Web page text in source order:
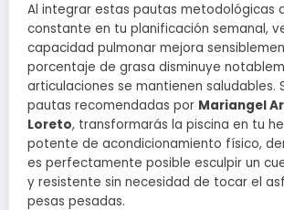
Al integrar estas pautas metodológicas
constante en tu planificación semanal,
capacidad pulmonar mejora
porcentaje de grasa disminuye
articulaciones se mantienen saludables.
pautas recomendadas por Mariangel
Loreto, transformarás la piscina en tu
potente de acondicionamiento físico,
es perfectamente posible esculpir un
y resistente sin necesidad de tocar el
pesas pesadas.